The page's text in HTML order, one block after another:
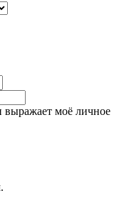
выражает моё личное